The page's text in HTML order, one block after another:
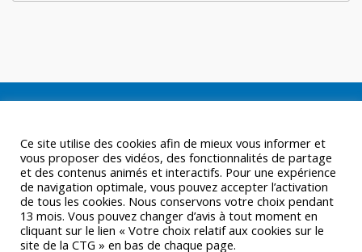
Ce site utilise des cookies afin de mieux vous informer et
vous proposer des vidéos, des fonctionnalités de partage
et des contenus animés et interactifs. Pour une expérience
de navigation optimale, vous pouvez accepter l’activation
de tous les cookies. Nous conservons votre choix pendant
13 mois. Vous pouvez changer d’avis à tout moment en
cliquant sur le lien « Votre choix relatif aux cookies sur le
site de la CTG » en bas de chaque page.